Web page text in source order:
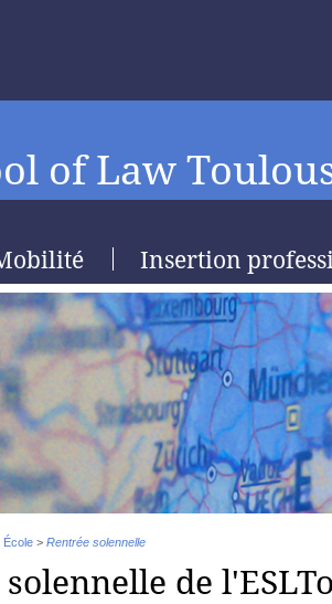
of Law
Insertion
École> Rentrée solennelle
de